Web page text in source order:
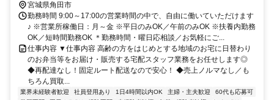
宮城県角田市
勤務時間 9:00～17:00の営業時間の中で、自由に働いていただけます
♪ ※営業所稼働日：月～金 ※平日のみOK／午前のみOK ※扶養内勤務
OK／短時間勤務OK ＊勤務時間・曜日応相談／お気軽にご...
仕事内容 ▼仕事内容 高齢の方をはじめとする地域のお宅に日替わり
のお弁当等をお届け・販売する宅配スタッフ業務をお任せします◎
◆再配達なし！固定ルート配送なので安心！ ◆売上ノルマなし／も
ちろん買取...
業界未経験者歓迎 社員登用あり 1日4時間以内OK 主婦・主夫歓迎
60代も応募可